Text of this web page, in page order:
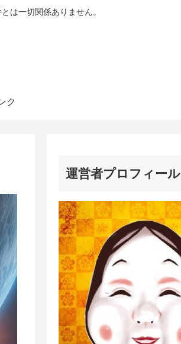
は一切関係ありません。
ク
運営者プロフィール